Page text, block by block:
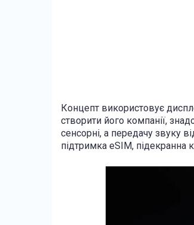
Концепт використовує
створити його компанії,
сенсорні, а передачу звуку
підтримка eSIM, підекранна